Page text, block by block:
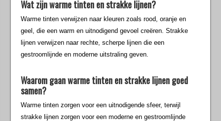
Wat zijn warme tinten en strakke lijnen?
Warme tinten verwijzen naar kleuren zoals rood, oranje en
geel, die een warm en uitnodigend gevoel creëren. Strakke
lijnen verwijzen naar rechte, scherpe lijnen die een
gestroomlijnde en moderne uitstraling geven.
Waarom gaan warme tinten en strakke lijnen goed
samen?
Warme tinten zorgen voor een uitnodigende sfeer, terwijl
strakke lijnen zorgen voor een moderne en gestroomlijnde